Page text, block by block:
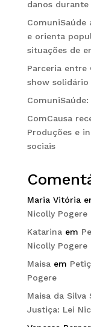
danos
e orienta
situações de
Parceria entre
show solidário
ComCausa
Produções e
sociais
Maria Vitória
Nicolly Pogere
Katarinaem
Nicolly Pogere
Maisaem
Pogere
Maisa da Silva
Justiça: Lei